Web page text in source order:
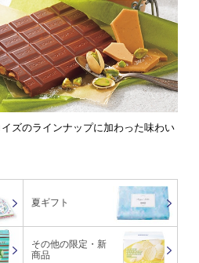
ズのラインナップに加わった味わい
夏ギフト
その他の限定・新
商品